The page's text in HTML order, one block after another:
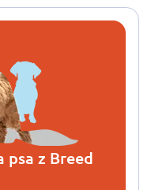
z Breed